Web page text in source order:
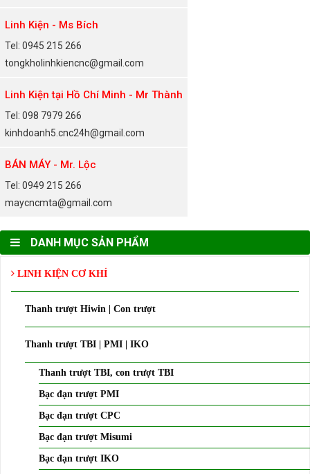
Linh Kiện - Ms Bích
Tel: 0945 215 266
tongkholinhkiencnc@gmail.com
Linh Kiện tại Hồ Chí Minh - Mr Thành
Tel: 098 7979 266
kinhdoanh5.cnc24h@gmail.com
BÁN MÁY - Mr. Lộc
Tel: 0949 215 266
maycncmta@gmail.com
DANH MỤC SẢN PHẨM
LINH KIỆN CƠ KHÍ
Thanh trượt Hiwin | Con trượt
Thanh trượt TBI | PMI | IKO
Thanh trượt TBI, con trượt TBI
Bạc đạn trượt PMI
Bạc đạn trượt CPC
Bạc đạn trượt Misumi
Bạc đạn trượt IKO